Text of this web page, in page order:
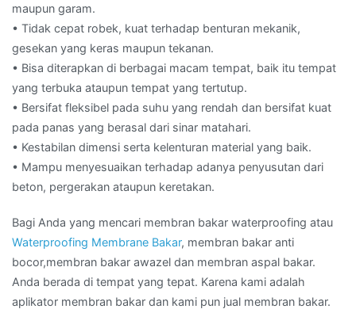
maupun garam.
• Tidak cepat robek, kuat terhadap benturan mekanik,
gesekan yang keras maupun tekanan.
• Bisa diterapkan di berbagai macam tempat, baik itu tempat
yang terbuka ataupun tempat yang tertutup.
• Bersifat fleksibel pada suhu yang rendah dan bersifat kuat
pada panas yang berasal dari sinar matahari.
• Kestabilan dimensi serta kelenturan material yang baik.
• Mampu menyesuaikan terhadap adanya penyusutan dari
beton, pergerakan ataupun keretakan.
Bagi Anda yang mencari membran bakar waterproofing atau
Waterproofing Membrane Bakar, membran bakar anti
bocor,membran bakar awazel dan membran aspal bakar.
Anda berada di tempat yang tepat. Karena kami adalah
aplikator membran bakar dan kami pun jual membran bakar.